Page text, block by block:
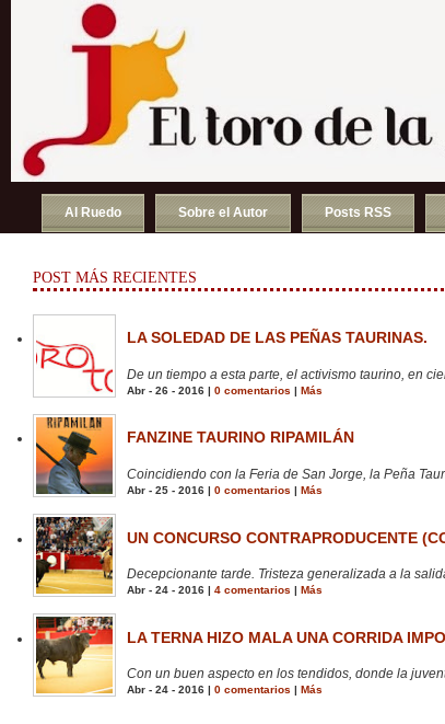
Al Ruedo Sobre el Autor Posts RSS
POST MÁS RECIENTES
LA SOLEDAD DE LAS PEÑAS TAURINAS.
De un tiempo a esta parte, el activismo taurino, en
Abr - 26 - 2016 | 0 comentarios | Más
FANZINE TAURINO RIPAMILÁN
Coincidiendo con la Feria de San Jorge, la Peña
Abr - 25 - 2016 | 0 comentarios | Más
UN CONCURSO CONTRAPRODUCENTE
Decepcionante tarde. Tristeza generalizada a la
Abr - 24 - 2016 | 4 comentarios | Más
LA TERNA HIZO MALA UNA CORRIDA
Con un buen aspecto en los tendidos, donde la
Abr - 24 - 2016 | 0 comentarios Más